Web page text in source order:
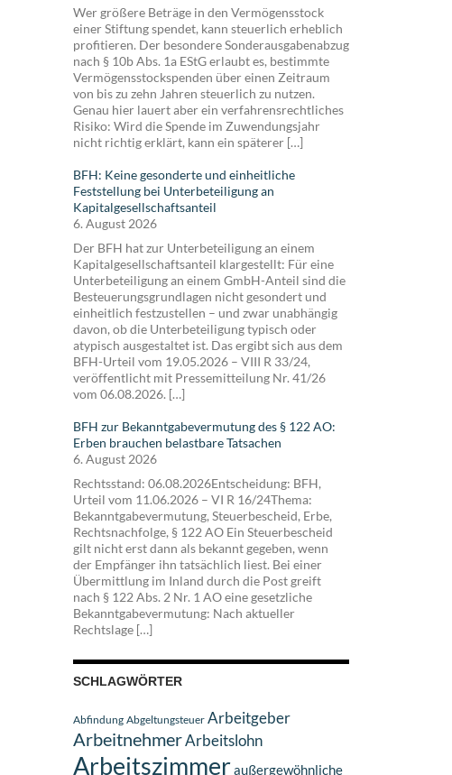
Wer größere Beträge in den Vermögensstock
einer Stiftung spendet, kann steuerlich erheblich
profitieren. Der besondere Sonderausgabenabzug
nach § 10b Abs. 1a EStG erlaubt es, bestimmte
Vermögensstockspenden über einen Zeitraum
von bis zu zehn Jahren steuerlich zu nutzen.
Genau hier lauert aber ein verfahrensrechtliches
Risiko: Wird die Spende im Zuwendungsjahr
nicht richtig erklärt, kann ein späterer […]
BFH: Keine gesonderte und einheitliche
Feststellung bei Unterbeteiligung an
Kapitalgesellschaftsanteil
6. August 2026
Der BFH hat zur Unterbeteiligung an einem
Kapitalgesellschaftsanteil klargestellt: Für eine
Unterbeteiligung an einem GmbH-Anteil sind die
Besteuerungsgrundlagen nicht gesondert und
einheitlich festzustellen – und zwar unabhängig
davon, ob die Unterbeteiligung typisch oder
atypisch ausgestaltet ist. Das ergibt sich aus dem
BFH-Urteil vom 19.05.2026 – VIII R 33/24,
veröffentlicht mit Pressemitteilung Nr. 41/26
vom 06.08.2026. […]
BFH zur Bekanntgabevermutung des § 122 AO:
Erben brauchen belastbare Tatsachen
6. August 2026
Rechtsstand: 06.08.2026Entscheidung: BFH,
Urteil vom 11.06.2026 – VI R 16/24Thema:
Bekanntgabevermutung, Steuerbescheid, Erbe,
Rechtsnachfolge, § 122 AO Ein Steuerbescheid
gilt nicht erst dann als bekannt gegeben, wenn
der Empfänger ihn tatsächlich liest. Bei einer
Übermittlung im Inland durch die Post greift
nach § 122 Abs. 2 Nr. 1 AO eine gesetzliche
Bekanntgabevermutung: Nach aktueller
Rechtslage […]
SCHLAGWÖRTER
Abfindung Abgeltungsteuer Arbeitgeber
ArbeitnehmerArbeitslohn
Arbeitszimmeraußergewöhnliche